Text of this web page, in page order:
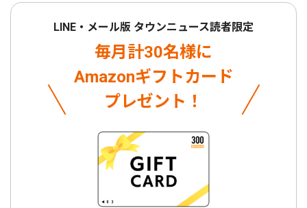
LINE・メール版 タウンニュース読者限定
毎月計30名様に
Amazonギフトカード
プレゼント！